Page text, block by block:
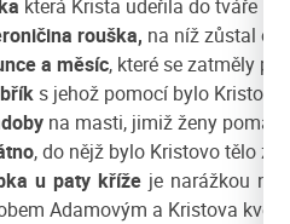
která Krista udeřila do tváře
rouška, na níž zůstal
a měsíc, které se zatměly při
s jehož pomocí bylo Kristovo
na masti, jimiž ženy
, do nějž bylo Kristovo tělo
u paty křížeje narážkou na
Adamovým a Kristova kve